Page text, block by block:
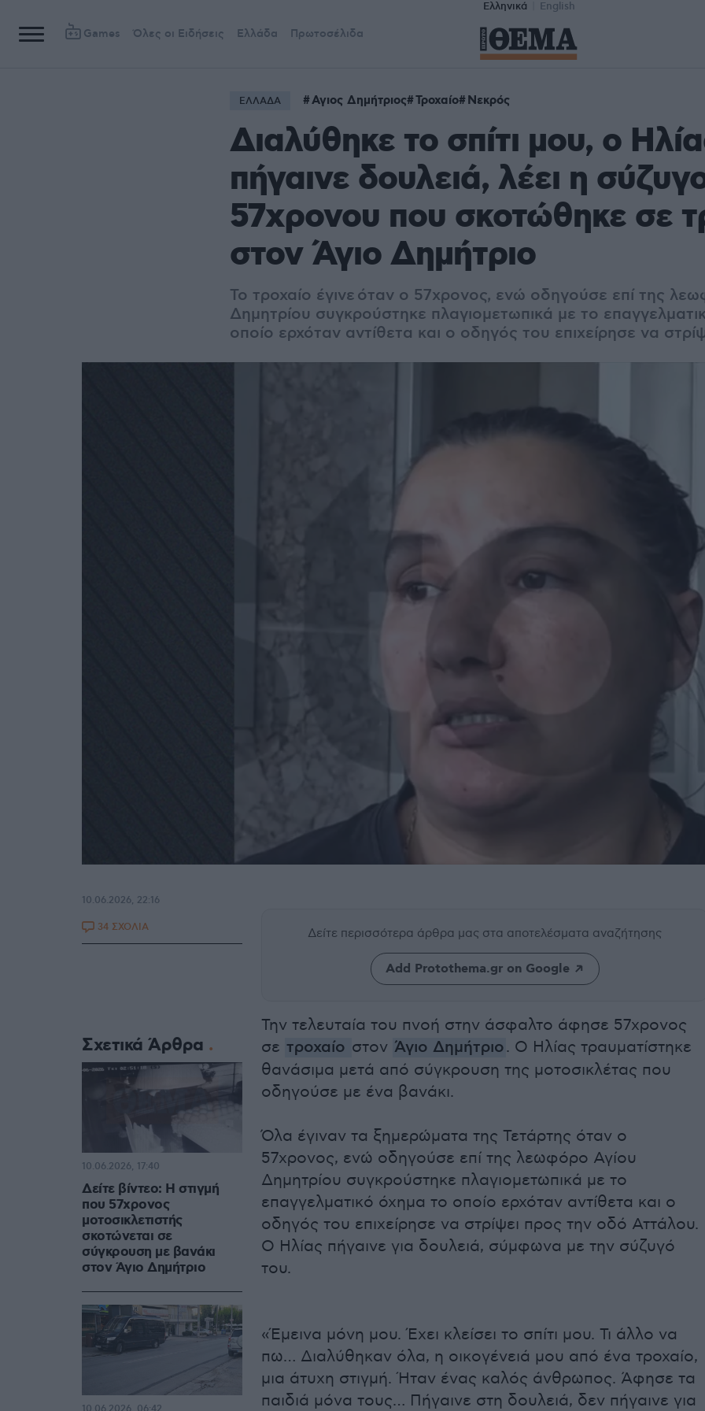
Ελληνικά English
Games Όλες οι Ειδήσεις Ελλάδα Πρωτοσέλιδα
ΕΛΛΑΔΑ Αγιος Δημήτριος Τροχαίο Νεκρός
Διαλύθηκε το σπίτι μου, ο
πήγαινε δουλειά, λέει η
57χρονου που σκοτώθηκε σε
στον Άγιο Δημήτριο
Το τροχαίο έγινε όταν ο 57χρονος, ενώ οδηγούσε επί της
Δημητρίου συγκρούστηκε πλαγιομετωπικά με το
οποίο ερχόταν αντίθετα και ο οδηγός του επιχείρησε να
Δείτε περισσότερα άρθρα μας στα αποτελέσματα αναζήτησης
Add Protothema.gr on Google
Την τελευταία του πνοή στην άσφαλτο άφησε 57χρονος
σε τροχαίο στον Άγιο Δημήτριο. Ο Ηλίας τραυματίστηκε
θανάσιμα μετά από σύγκρουση της μοτοσικλέτας που
οδηγούσε με ένα βανάκι.
Όλα έγιναν τα ξημερώματα της Τετάρτης όταν ο
57χρονος, ενώ οδηγούσε επί της λεωφόρο Αγίου
Δημητρίου συγκρούστηκε πλαγιομετωπικά με το
επαγγελματικό όχημα το οποίο ερχόταν αντίθετα και ο
οδηγός του επιχείρησε να στρίψει προς την οδό Αττάλου.
Ο Ηλίας πήγαινε για δουλειά, σύμφωνα με την σύζυγό
του.
«Έμεινα μόνη μου. Έχει κλείσει το σπίτι μου. Τι άλλο να
πω… Διαλύθηκαν όλα, η οικογένειά μου από ένα τροχαίο,
μια άτυχη στιγμή. Ήταν ένας καλός άνθρωπος. Άφησε τα
παιδιά μόνα τους… Πήγαινε στη δουλειά, δεν πήγαινε για
10.06.2026, 22:16
34 ΣΧΟΛΙΑ
Σχετικά Άρθρα
Δείτε βίντεο: Η στιγμή
που 57χρονος
μοτοσικλετιστής
σκοτώνεται σε
σύγκρουση με βανάκι
στον Άγιο Δημήτριο
10.06.2026, 17:40